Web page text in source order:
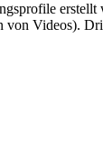
von Videos).